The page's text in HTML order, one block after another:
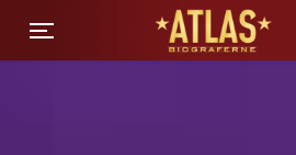
Toggle navigation
ATLAS Biograferne